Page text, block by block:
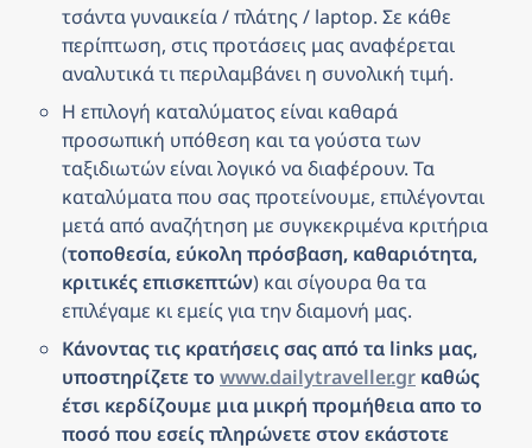
τσάντα γυναικεία / πλάτης / laptop. Σε κάθε
περίπτωση, στις προτάσεις μας αναφέρεται
αναλυτικά τι περιλαμβάνει η συνολική τιμή.
Η επιλογή καταλύματος είναι καθαρά
προσωπική υπόθεση και τα γούστα των
ταξιδιωτών είναι λογικό να διαφέρουν. Τα
καταλύματα που σας προτείνουμε, επιλέγονται
μετά από αναζήτηση με συγκεκριμένα κριτήρια
(τοποθεσία, εύκολη πρόσβαση, καθαριότητα,
κριτικές επισκεπτών) και σίγουρα θα τα
επιλέγαμε κι εμείς για την διαμονή μας.
Κάνοντας τις κρατήσεις σας από τα links μας,
υποστηρίζετε το www.dailytraveller.gr καθώς
έτσι κερδίζουμε μια μικρή προμήθεια απο το
ποσό που εσείς πληρώνετε στον εκάστοτε